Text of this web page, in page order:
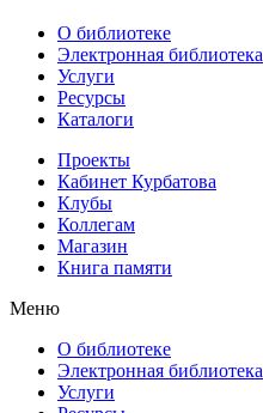
О библиотеке
Электронная библиотека
Услуги
Ресурсы
Каталоги
Проекты
Кабинет Курбатова
Клубы
Коллегам
Магазин
Книга памяти
Меню
О библиотеке
Электронная библиотека
Услуги